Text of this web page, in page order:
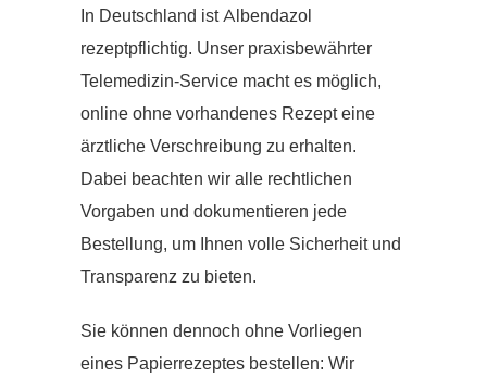
In Deutschland ist Albendazol
rezeptpflichtig. Unser praxisbewährter
Telemedizin-Service macht es möglich,
online ohne vorhandenes Rezept eine
ärztliche Verschreibung zu erhalten.
Dabei beachten wir alle rechtlichen
Vorgaben und dokumentieren jede
Bestellung, um Ihnen volle Sicherheit und
Transparenz zu bieten.
Sie können dennoch ohne Vorliegen
eines Papierrezeptes bestellen: Wir